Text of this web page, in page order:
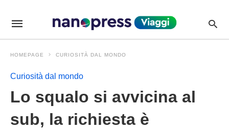
viagginanopressit
/news/lo-
si-
disperata-
cosa-
vuole/P224143/amp/
HOMEPAGE CURIOSITÀ DAL MONDO
Curiosità dal mondo
Lo squalo si avvicina al
sub, la richiesta è